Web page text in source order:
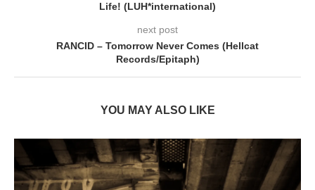
Life! (LUH*international)
next post
RANCID – Tomorrow Never Comes (Hellcat
Records/Epitaph)
YOU MAY ALSO LIKE